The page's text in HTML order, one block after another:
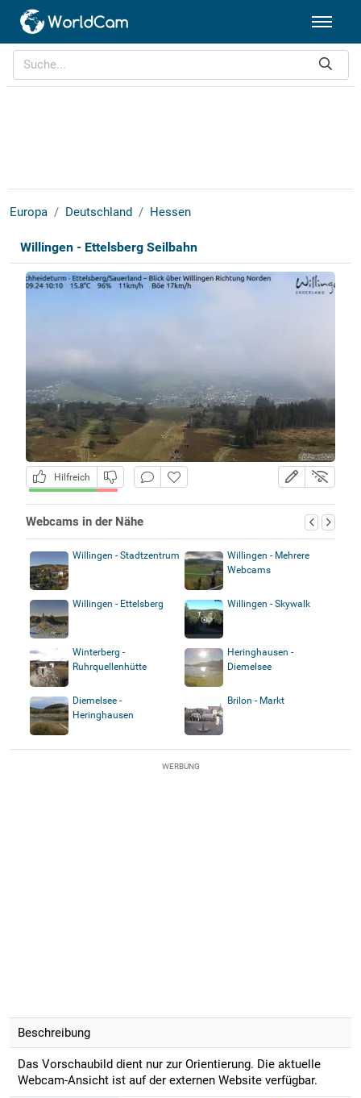
Europa Deutschland Hessen
Willingen - Ettelsberg Seilbahn
Hilfreich
Webcams in der Nähe
Willingen - Stadtzentrum
Willingen - Mehrere
Webcams
Willingen - Ettelsberg Willingen - Skywalk
Winterberg -
Ruhrquellenhütte
Heringhausen -
Diemelsee
Diemelsee -
Heringhausen
Brilon - Markt
WERBUNG
Beschreibung
Das Vorschaubild dient nur zur Orientierung. Die aktuelle
Webcam-Ansicht ist auf der externen Website verfügbar.